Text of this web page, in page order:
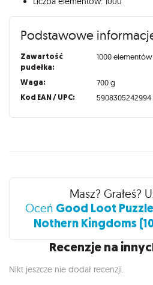
Podstawowe
Zawartość
pudełka:
1000 elementów
Waga: 700 g
Kod EAN / UPC: 5908305242994
Recenzje
Masz? Grałeś?
Oceń Good Loot
Nothern Kingdoms
Recenzje na
Nikt jeszcze nie dodał recenzji.